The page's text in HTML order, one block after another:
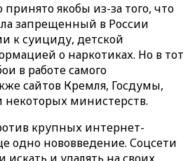
якобы из-за того, что
запрещенный в России
к суициду, детской
о наркотиках. Но в тот
в работе самого
сайтов Кремля, Госдумы,
министерств.
крупных интернет-
одно нововведение. Соцсети